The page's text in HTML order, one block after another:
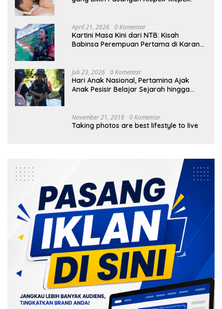
April 21, 2026 0 Komentar
Kartini Masa Kini dari NTB: Kisah
Babinsa Perempuan Pertama di Karang
Juli 23, 2026 0 Komentar
Hari Anak Nasional, Pertamina Ajak
Anak Pesisir Belajar Sejarah hingga
November 21, 2018 0 Komentar
Taking photos are best lifestyle to live